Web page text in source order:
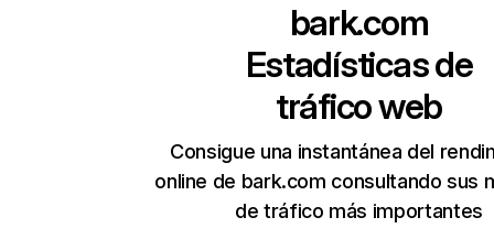
bark.com
Estadísticas de
tráfico web
Consigue una instantánea del
online de bark.com consultando sus
de tráfico más importantes